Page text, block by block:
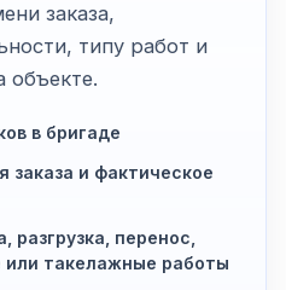
заказа,
типу работ и
объекте.
в бригаде
заказа и фактическое
разгрузка, перенос,
или такелажные работы